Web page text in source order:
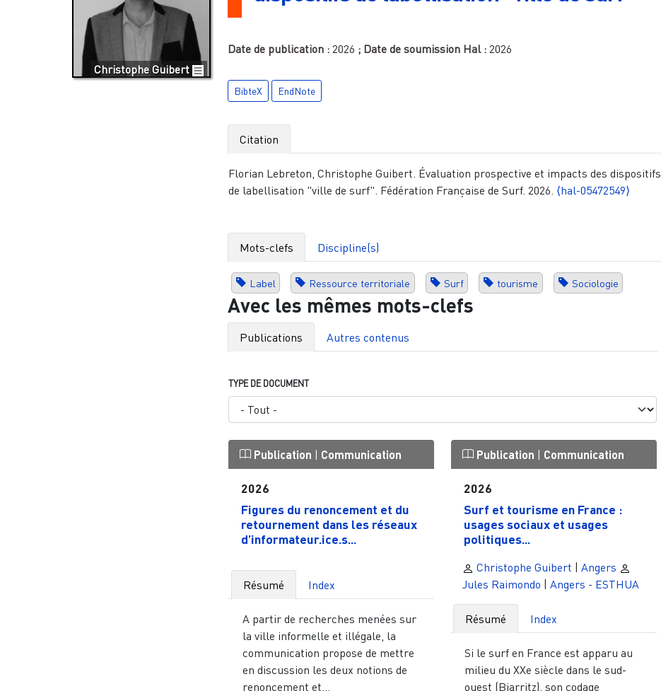
Christophe Guibert
Date de publication : 2026 ; Date de soumission Hal : 2026
BibteX EndNote
Citation
Florian Lebreton, Christophe Guibert. Évaluation prospective et impacts des dispositifs
de labellisation "ville de surf". Fédération Française de Surf. 2026. ⟨hal-05472549⟩
Mots-clefs Discipline(s)
Label Ressource territoriale Surf tourisme Sociologie
Avec les mêmes mots-clefs
Publications Autres contenus
TYPE DE DOCUMENT
Publication | Communication
2026
Figures du renoncement et du
retournement dans les réseaux
d’informateur.ice.s...
Résumé Index
A partir de recherches menées sur
la ville informelle et illégale, la
communication propose de mettre
en discussion les deux notions de
renoncement et...
Publication | Communication
2026
Surf et tourisme en France :
usages sociaux et usages
politiques...
Christophe Guibert |Angers
Jules Raimondo |Angers - ESTHUA
Résumé Index
Si le surf en France est apparu au
milieu du XXe siècle dans le sud-
ouest (Biarritz), son codage